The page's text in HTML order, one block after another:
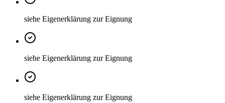
siehe Eigenerklärung zur Eignung
siehe Eigenerklärung zur Eignung
siehe Eigenerklärung zur Eignung